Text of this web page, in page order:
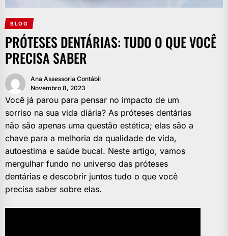
BLOG
PRÓTESES DENTÁRIAS: TUDO O QUE VOCÊ
PRECISA SABER
Ana Assessoria Contábil
Novembro 8, 2023
Você já parou para pensar no impacto de um
sorriso na sua vida diária? As próteses dentárias
não são apenas uma questão estética; elas são a
chave para a melhoria da qualidade de vida,
autoestima e saúde bucal. Neste artigo, vamos
mergulhar fundo no universo das próteses
dentárias e descobrir juntos tudo o que você
precisa saber sobre elas.